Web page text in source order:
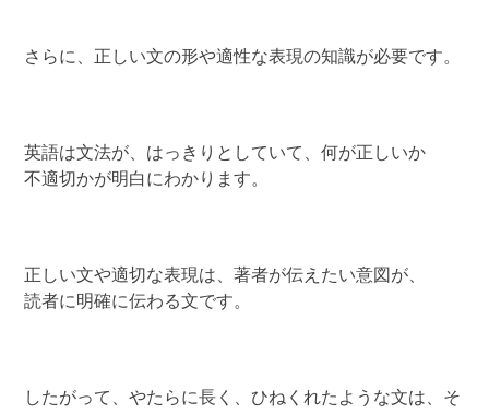
さらに、正しい文の形や適性な表現の知識が必要です。
英語は文法が、はっきりとしていて、何が正しいか
不適切かが明白にわかります。
正しい文や適切な表現は、著者が伝えたい意図が、
読者に明確に伝わる文です。
したがって、やたらに長く、ひねくれたような文は、そ